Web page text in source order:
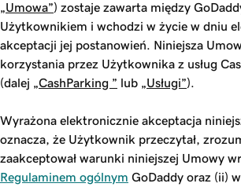
„Umowa”) zostaje zawarta między
Użytkownikiem i wchodzi w życie w dniu
akceptacji jej postanowień. Niniejsza
korzystania przez Użytkownika z usług
(dalej
„CashParking ” lub „Usługi”).
Wyrażona elektronicznie akceptacja
oznacza, że Użytkownik przeczytał,
zaakceptował warunki niniejszej Umowy
Regulaminem ogólnym GoDaddy oraz (ii)